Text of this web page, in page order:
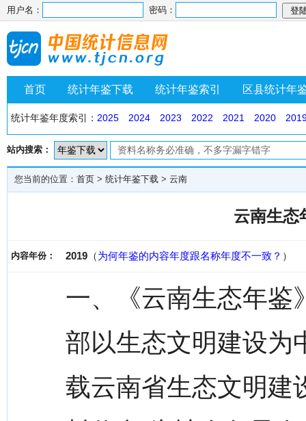
用户名： 密码：
首页 统计年鉴下载 统计年鉴索引 区县统计年
统计年鉴年度索引： 2025 2024 2023 2022 2021 2020
站内搜索：
您当前的位置： 首页 > 统计年鉴下载 > 云南
云南生态
内容年份： 2019 （为何年鉴的内容年度跟名称年度不一致？ ）
一、《云南生态年鉴
部以生态文明建设为
载云南省生态文明建